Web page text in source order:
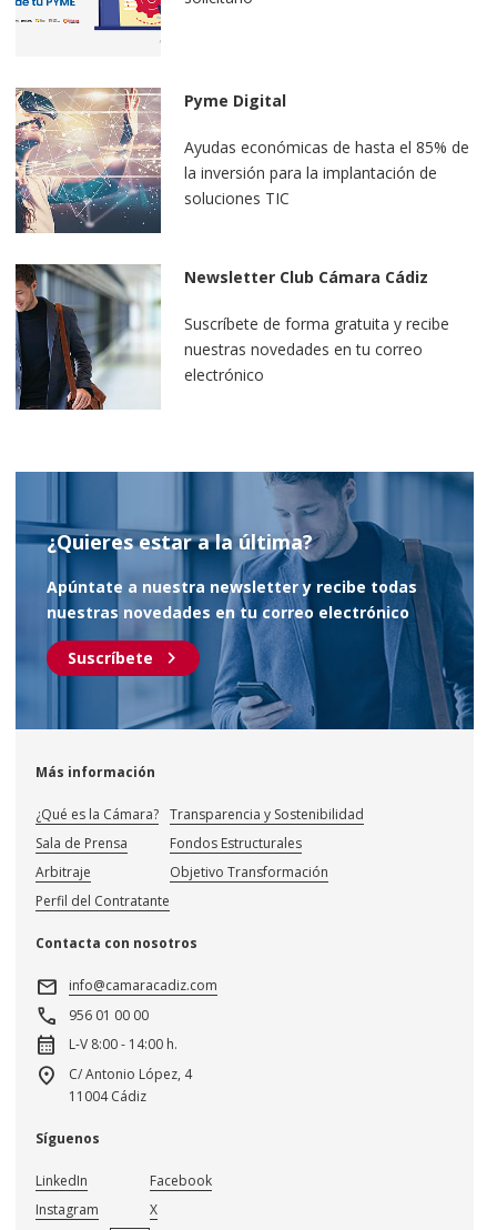
Pyme Digital
Ayudas económicas de hasta el 85% de
la inversión para la implantación de
soluciones TIC
Newsletter Club Cámara Cádiz
Suscríbete de forma gratuita y recibe
nuestras novedades en tu correo
electrónico
¿Quieres estar a la última?
Apúntate a nuestra newsletter y recibe todas
nuestras novedades en tu correo electrónico
Suscríbete chevron_right
Más información
¿Qué es la Cámara?
Sala de Prensa
Arbitraje
Perfil del Contratante
Transparencia y Sostenibilidad
Fondos Estructurales
Objetivo Transformación
Contacta con nosotros
mail info@camaracadiz.com
call 956 01 00 00
calendar_month L-V 8:00 - 14:00 h.
location_on
C/ Antonio López, 4
11004 Cádiz
Síguenos
LinkedIn
Instagram
Facebook
X